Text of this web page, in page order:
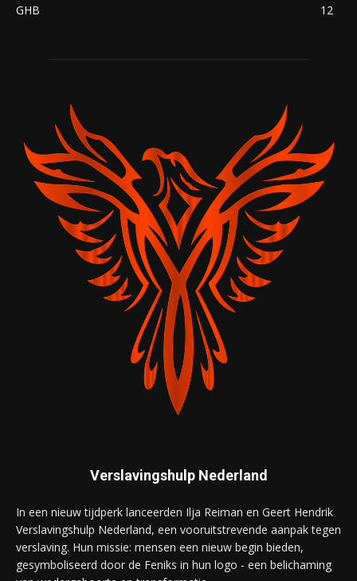
GHB
12
Verslavingshulp Nederland
In een nieuw tijdperk lanceerden Ilja Reiman en Geert Hendrik
Verslavingshulp Nederland, een vooruitstrevende aanpak tegen
verslaving. Hun missie: mensen een nieuw begin bieden,
gesymboliseerd door de Feniks in hun logo - een belichaming